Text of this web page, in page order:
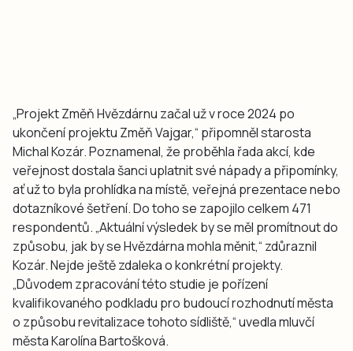
„Projekt Změň Hvězdárnu začal už v roce 2024 po
ukončení projektu Změň Vajgar,“ připomněl starosta
Michal Kozár. Poznamenal, že proběhla řada akcí, kde
veřejnost dostala šanci uplatnit své nápady a připomínky,
ať už to byla prohlídka na místě, veřejná prezentace nebo
dotazníkové šetření. Do toho se zapojilo celkem 471
respondentů. „Aktuální výsledek by se měl promítnout do
způsobu, jak by se Hvězdárna mohla měnit,“ zdůraznil
Kozár. Nejde ještě zdaleka o konkrétní projekty.
„Důvodem zpracování této studie je pořízení
kvalifikovaného podkladu pro budoucí rozhodnutí města
o způsobu revitalizace tohoto sídliště,“ uvedla mluvčí
města Karolína Bartošková.